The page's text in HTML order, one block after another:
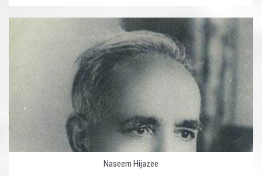
Naseem Hijazee